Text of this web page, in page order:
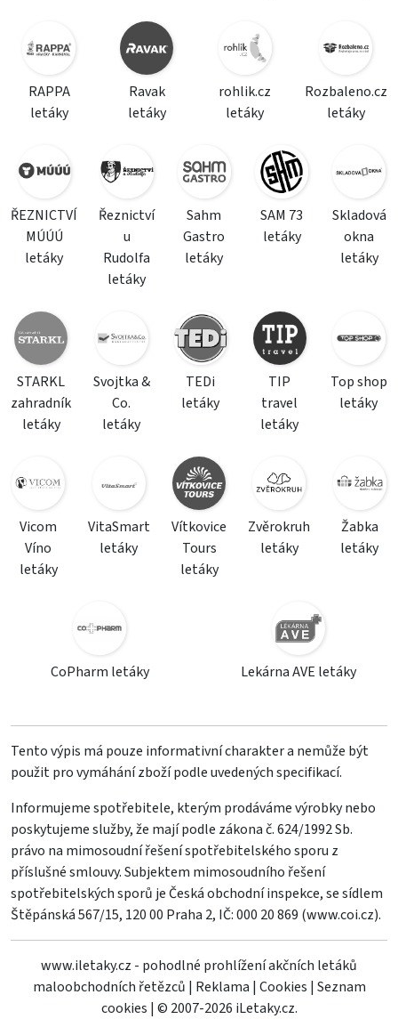
RAPPA
letáky
Ravak
letáky
rohlik.cz
letáky
Rozbaleno.cz
letáky
ŘEZNICTVÍ
MÚÚÚ
letáky
Řeznictví
u
Rudolfa
letáky
Sahm
Gastro
letáky
SAM 73
letáky
Skladová
okna
letáky
STARKL
zahradník
letáky
Svojtka &
Co.
letáky
TEDi
letáky
TIP
travel
letáky
Top shop
letáky
Vicom
Víno
letáky
VitaSmart
letáky
Vítkovice
Tours
letáky
Zvěrokruh
letáky
Žabka
letáky
CoPharm letáky Lekárna AVE letáky
Tento výpis má pouze informativní charakter a nemůže být
použit pro vymáhání zboží podle uvedených specifikací.
Informujeme spotřebitele, kterým prodáváme výrobky nebo
poskytujeme služby, že mají podle zákona č. 624/1992 Sb.
právo na mimosoudní řešení spotřebitelského sporu z
příslušné smlouvy. Subjektem mimosoudního řešení
spotřebitelských sporů je Česká obchodní inspekce, se sídlem
Štěpánská 567/15, 120 00 Praha 2, IČ: 000 20 869 (www.coi.cz).
www.iletaky.cz - pohodlné prohlížení akčních letáků
maloobchodních řetězců | Reklama | Cookies | Seznam
cookies | © 2007-2026 iLetaky.cz.